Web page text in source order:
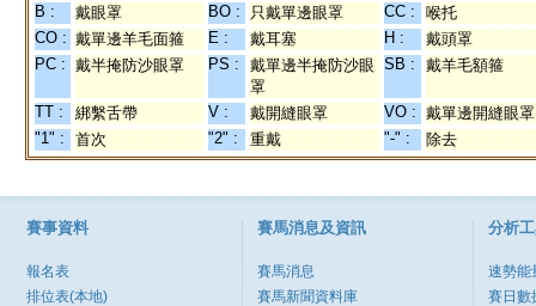
B : 戴眼罩 BO : 只戴單邊眼罩 CC :
喉托
CO : 戴單邊羊毛面箍 E : 戴耳塞 H :
戴頭罩
PC : 戴半掩防沙眼罩 PS :
戴單邊半掩防沙眼
罩
SB : 戴羊毛額箍
TT : 綁繫舌帶 V : 戴開縫眼罩 VO : 戴單邊開縫眼罩
"1" :
首次 "2" : 重戴 "-" : 除去
賽事資料
報名表
排位表(本地)
賽馬消息及資訊
賽馬消息
賽馬新聞資料庫
分析
速勢能
賽日數